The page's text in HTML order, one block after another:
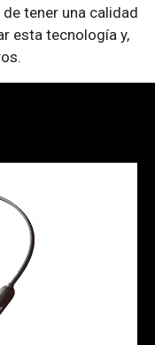
tener una calidad
esta tecnología y,